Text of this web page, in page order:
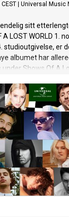
Universal Music
sitt
A LOST WORLD 1.
studioutgivelse, er
albumet har
under Shows Of A
“ALONE”, som
sin norske
sier Robert Smith
as soon as we
was the opening
I had been
for the right
idea of ‘being
nagging feeling
should be… as
the poem
an